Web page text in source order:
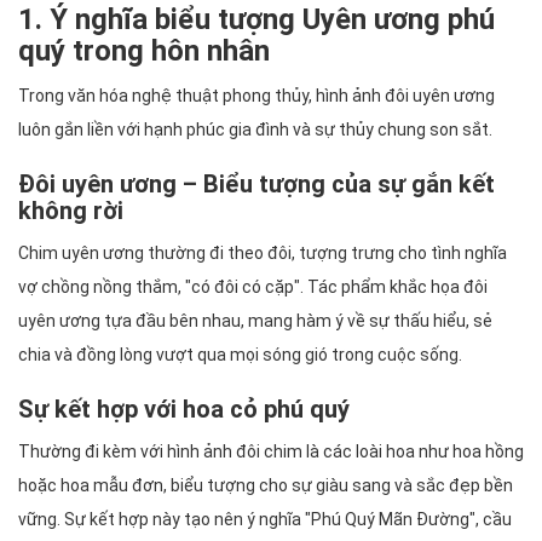
1. Ý nghĩa biểu tượng Uyên ương phú
quý trong hôn nhân
Trong văn hóa nghệ thuật phong thủy, hình ảnh đôi uyên ương
luôn gắn liền với hạnh phúc gia đình và sự thủy chung son sắt.
Đôi uyên ương – Biểu tượng của sự gắn kết
không rời
Chim uyên ương thường đi theo đôi, tượng trưng cho tình nghĩa
vợ chồng nồng thắm, "có đôi có cặp". Tác phẩm khắc họa đôi
uyên ương tựa đầu bên nhau, mang hàm ý về sự thấu hiểu, sẻ
chia và đồng lòng vượt qua mọi sóng gió trong cuộc sống.
Sự kết hợp với hoa cỏ phú quý
Thường đi kèm với hình ảnh đôi chim là các loài hoa như hoa hồng
hoặc hoa mẫu đơn, biểu tượng cho sự giàu sang và sắc đẹp bền
vững. Sự kết hợp này tạo nên ý nghĩa "Phú Quý Mãn Đường", cầu